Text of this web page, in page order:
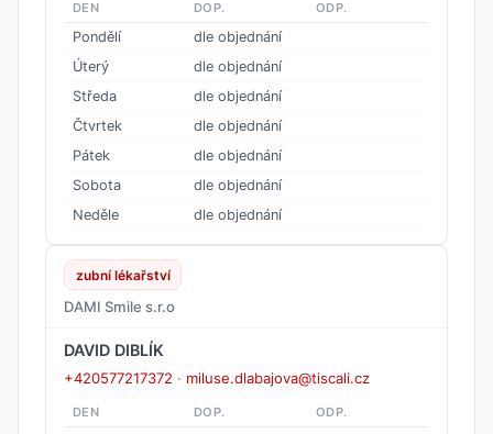
DEN DOP. ODP.
Pondělí
dle objednání
Úterý
dle objednání
Středa
dle objednání
Čtvrtek
dle objednání
Pátek
dle objednání
Sobota
dle objednání
Neděle
dle objednání
zubní lékařství
DAMI Smile s.r.o
DAVID DIBLÍK
+420577217372 · miluse.dlabajova@tiscali.cz
DEN DOP. ODP.